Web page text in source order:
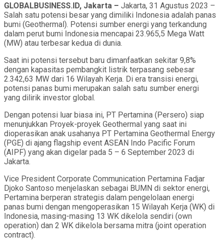
GLOBALBUSINESS.ID, Jakarta – Jakarta, 31 Agustus 2023 –
Salah satu potensi besar yang dimiliki Indonesia adalah panas
bumi (Geothermal). Potensi sumber energi yang terkandung
dalam perut bumi Indonesia mencapai 23.965,5 Mega Watt
(MW) atau terbesar kedua di dunia.
Saat ini potensi tersebut baru dimanfaatkan sekitar 9,8%
dengan kapasitas pembangkit listrik terpasang sebesar
2.342,63 MW dari 16 Wilayah Kerja. Di era transisi energi,
potensi panas bumi merupakan salah satu sumber energi
yang dilirik investor global.
Dengan potensi luar biasa ini, PT Pertamina (Persero) siap
menunjukkan Proyek-proyek Geothermal yang saat ini
dioperasikan anak usahanya PT Pertamina Geothermal Energy
(PGE) di ajang flagship event ASEAN Indo Pacific Forum
(AIPF) yang akan digelar pada 5 – 6 September 2023 di
Jakarta.
Vice President Corporate Communication Pertamina Fadjar
Djoko Santoso menjelaskan sebagai BUMN di sektor energi,
Pertamina berperan strategis dalam pengelolaan energi
panas bumi dengan mengoperasikan 15 Wilayah Kerja (WK) di
Indonesia, masing-masing 13 WK dikelola sendiri (own
operation) dan 2 WK dikelola bersama mitra (joint operation
contract).